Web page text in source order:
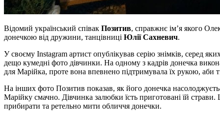
Відомий український співак Позитив, справжнє ім’я якого
донечкою від дружини, танцівниці Юлії Сахневич.
У своєму Instagram артист опублікував серію знімків, серед
дещо кумедні фото дівчинки. На одному з кадрів донечка
для Марійка, проте вона впевнено підтримувала їх рукою, аби
На інших фото Позитив показав, як його донечка
Марійку смачно. Дівчинка залюбки їсть приготовані їй
прибирати та ретельно мити обличчя донечки.